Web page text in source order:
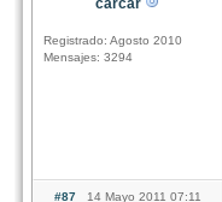
carcar
Registrado: Agosto 2010
Mensajes: 3294
#87 14 Mayo 2011 07:11